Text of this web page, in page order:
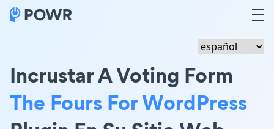
Incrustar A Voting Form
The Fours For WordPress